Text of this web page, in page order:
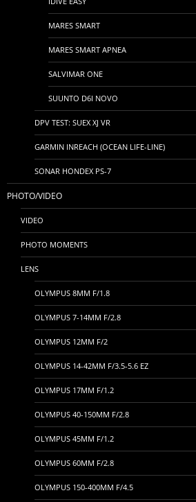
MARES SMART
MARES SMART APNEA
SALVIMAR ONE
SUUNTO D6I NOVO
DPV TEST: SUEX XJ VR
GARMIN INREACH (OCEAN LIFE-LINE)
SONAR HONDEX PS-7
PHOTO/VIDEO
VIDEO
PHOTO MOMENTS
LENS
OLYMPUS 8MM F/1.8
OLYMPUS 7-14MM F/2.8
OLYMPUS 12MM F/2
OLYMPUS 14-42MM F/3.5-5.6 EZ
OLYMPUS 17MM F/1.2
OLYMPUS 40-150MM F/2.8
OLYMPUS 45MM F/1.2
OLYMPUS 60MM F/2.8
OLYMPUS 150-400MM F/4.5